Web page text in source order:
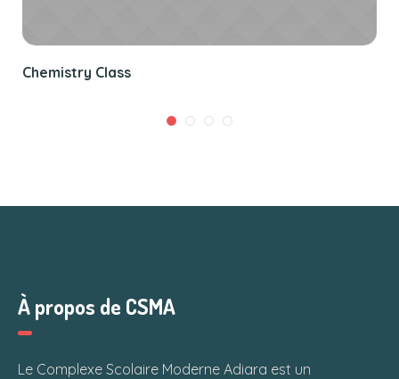
Chemistry Class
À propos de CSMA
Le Complexe Scolaire Moderne Adiara est un